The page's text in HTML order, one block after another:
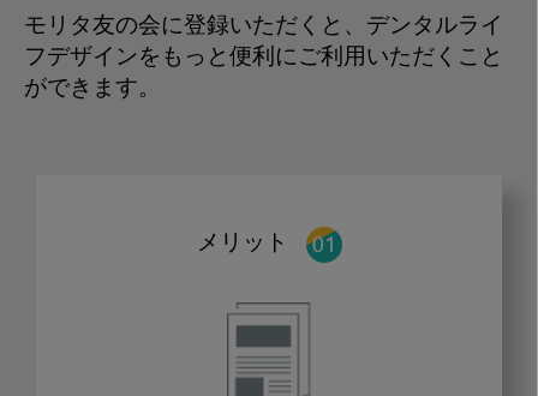
モリタ友の会に登録いただくと、デンタルライ
フデザインをもっと便利にご利用いただくこと
ができます。
メリット